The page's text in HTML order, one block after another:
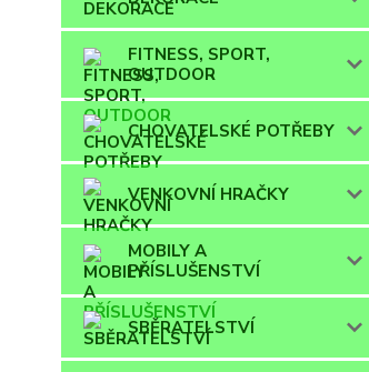
FITNESS, SPORT,
OUTDOOR
CHOVATELSKÉ POTŘEBY
VENKOVNÍ HRAČKY
MOBILY A
PŘÍSLUŠENSTVÍ
SBĚRATELSTVÍ